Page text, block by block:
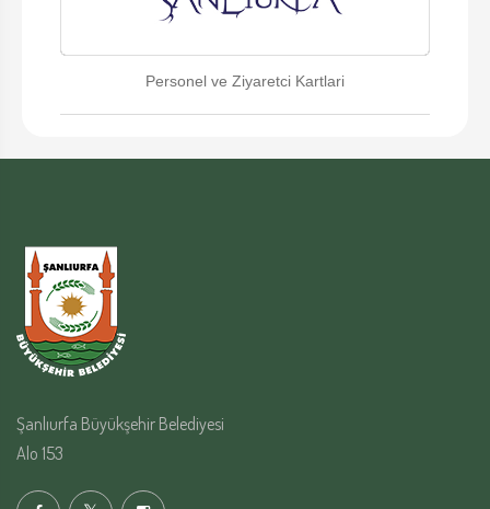
Personel ve Ziyaretci Kartlari
Şanlıurfa Büyükşehir Belediyesi
Alo 153